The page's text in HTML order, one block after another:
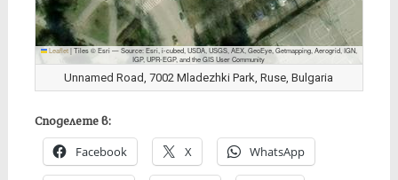
Leaflet |Tiles © Esri — Source: Esri, i-cubed, USDA, USGS, AEX, GeoEye, Getmapping, Aerogrid, IGN,
IGP, UPR-EGP, and the GIS User Community
Unnamed Road, 7002 Mladezhki Park, Ruse, Bulgaria
Споделете в:
Facebook X WhatsApp